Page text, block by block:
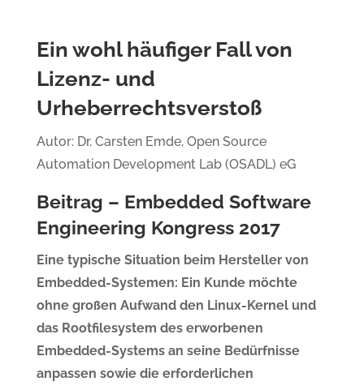
Ein wohl häufiger Fall von
Lizenz- und
Urheberrechtsverstoß
Autor: Dr. Carsten Emde, Open Source
Automation Development Lab (OSADL) eG
Beitrag – Embedded Software
Engineering Kongress 2017
Eine typische Situation beim Hersteller von
Embedded-Systemen: Ein Kunde möchte
ohne großen Aufwand den Linux-Kernel und
das Rootfilesystem des erworbenen
Embedded-Systems an seine Bedürfnisse
anpassen sowie die erforderlichen